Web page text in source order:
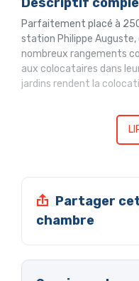
Parfaitement placé à
station Philippe
nombreux rangements
aux colocataires dans
jardins rendent la
Partager
chambre